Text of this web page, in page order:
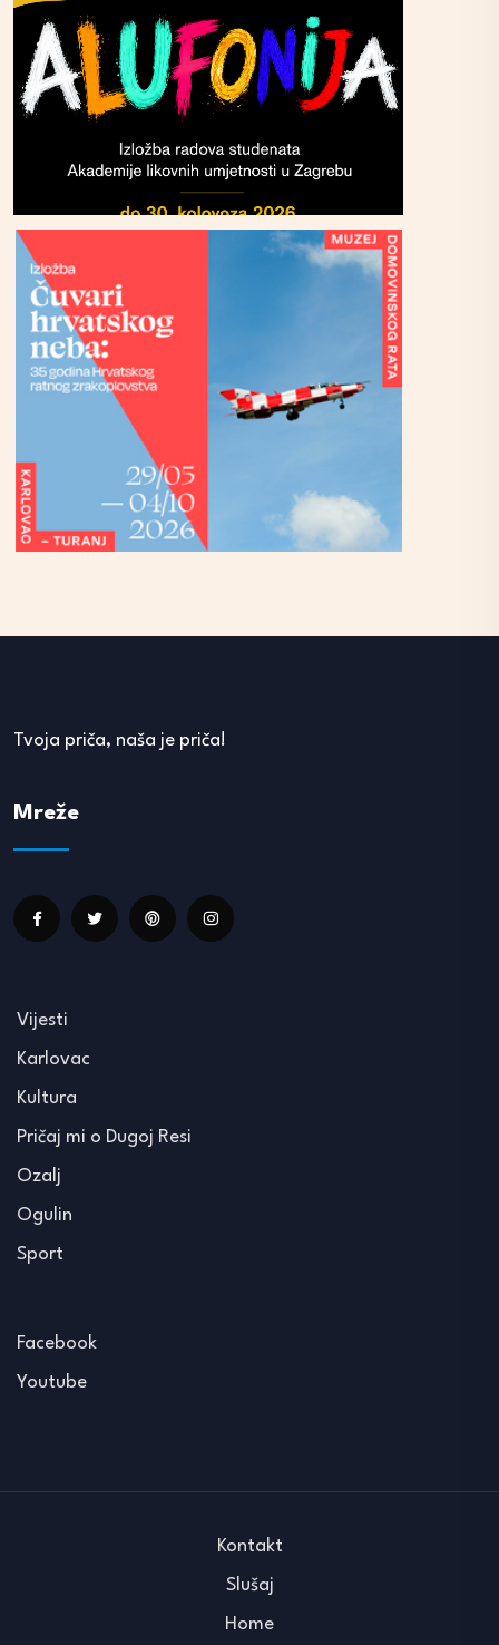
Tvoja priča, naša je priča!
Mreže
Vijesti
Karlovac
Kultura
Pričaj mi o Dugoj Resi
Ozalj
Ogulin
Sport
Facebook
Youtube
Kontakt
Slušaj
Home